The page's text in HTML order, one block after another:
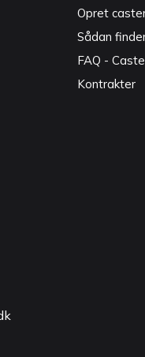
Opret
Sådan
FAQ -
Kontrakter